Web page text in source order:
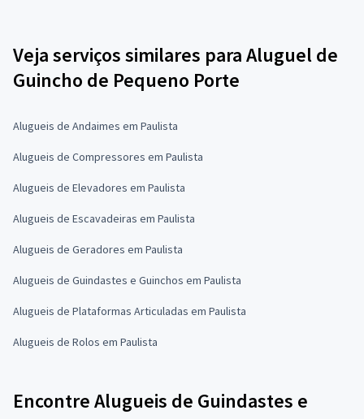
Veja serviços similares para Aluguel de
Guincho de Pequeno Porte
Alugueis de Andaimes em Paulista
Alugueis de Compressores em Paulista
Alugueis de Elevadores em Paulista
Alugueis de Escavadeiras em Paulista
Alugueis de Geradores em Paulista
Alugueis de Guindastes e Guinchos em Paulista
Alugueis de Plataformas Articuladas em Paulista
Alugueis de Rolos em Paulista
Encontre Alugueis de Guindastes e